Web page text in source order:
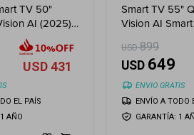
TV 50"
AI (2025)
Pared LUMI
Regalo!
USD431
AÑO
EL PAÍS
Smart TV 55"
Vision AI
Soporte de
32"-100" ¡De
USD 899
USD 649
ENVIO GRATIS
GARANTÍA: 1
ENVÍO A TODO